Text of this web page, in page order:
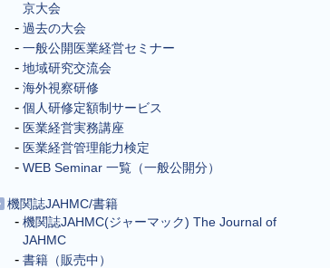
京大会
過去の大会
一般公開医業経営セミナー
地域研究交流会
海外視察研修
個人研修定額制サービス
医業経営実務講座
医業経営管理能力検定
WEB Seminar 一覧（一般公開分）
機関誌JAHMC/書籍
機関誌JAHMC(ジャーマック) The Journal of
JAHMC
書籍（販売中）